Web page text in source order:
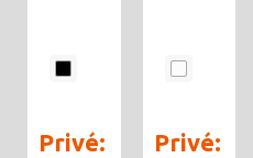
Privé:
Privé: